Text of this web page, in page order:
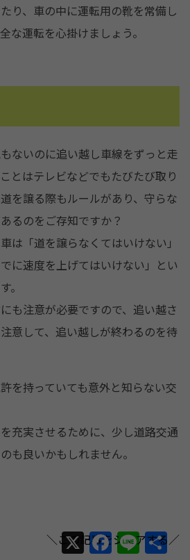
り、車の中に運転用の靴を常備し
な運転を心掛けましょう。
ないのに追い越し車線をずっと走
とはテレビなどでもたびたび取り
を譲る際もルールがあり、守らな
るのをご存知ですか？
は「道を譲らなくてはいけない」
に速度を上げてはいけない」とい
。
も注意が必要ですので、追い越さ
意して、追い越しが終わるのを待
を持っていても意外と知らない交
充実させるために、少し道路交通
も良いかもしれません。
X F Li 共